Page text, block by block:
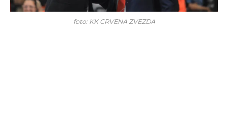
foto: KK CRVENA ZVEZDA